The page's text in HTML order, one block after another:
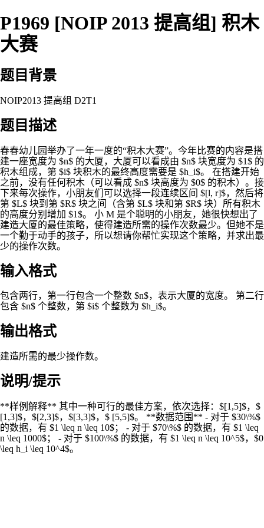
P1969 [NOIP 2013 提高组] 积木
大赛
题目背景
NOIP2013 提高组 D2T1
题目描述
春春幼儿园举办了一年一度的“积木大赛”。今年比赛的内容是搭
建一座宽度为 $n$ 的大厦，大厦可以看成由 $n$ 块宽度为 $1$ 的
积木组成，第 $i$ 块积木的最终高度需要是 $h_i$。 在搭建开始
之前，没有任何积木（可以看成 $n$ 块高度为 $0$ 的积木）。接
下来每次操作，小朋友们可以选择一段连续区间 $[l, r]$，然后将
第 $L$ 块到第 $R$ 块之间（含第 $L$ 块和第 $R$ 块）所有积木
的高度分别增加 $1$。 小 M 是个聪明的小朋友，她很快想出了
建造大厦的最佳策略，使得建造所需的操作次数最少。但她不是
一个勤于动手的孩子，所以想请你帮忙实现这个策略，并求出最
少的操作次数。
输入格式
包含两行，第一行包含一个整数 $n$，表示大厦的宽度。 第二行
包含 $n$ 个整数，第 $i$ 个整数为 $h_i$。
输出格式
建造所需的最少操作数。
说明/提示
**样例解释** 其中一种可行的最佳方案，依次选择：$[1,5]$，$
[1,3]$，$[2,3]$，$[3,3]$，$ [5,5]$。 **数据范围** - 对于 $30\%$
的数据，有 $1 \leq n \leq 10$； - 对于 $70\%$ 的数据，有 $1 \leq
n \leq 1000$； - 对于 $100\%$ 的数据，有 $1 \leq n \leq 10^5$，$0
\leq h_i \leq 10^4$。